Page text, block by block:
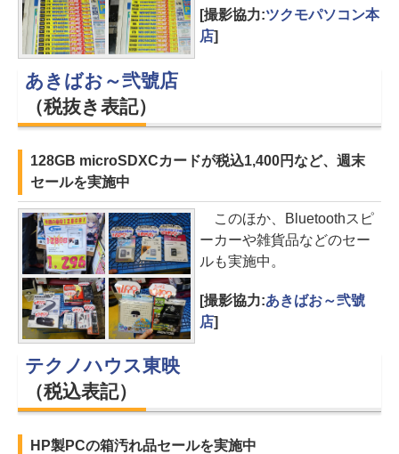
[撮影協力:ツクモパソコン本
店]
あきばお～弐號店
（税抜き表記）
128GB microSDXCカードが税込1,400円など、週末
セールを実施中
このほか、Bluetoothスピ
ーカーや雑貨品などのセー
ルも実施中。
[撮影協力:あきばお～弐號
店]
テクノハウス東映
（税込表記）
HP製PCの箱汚れ品セールを実施中